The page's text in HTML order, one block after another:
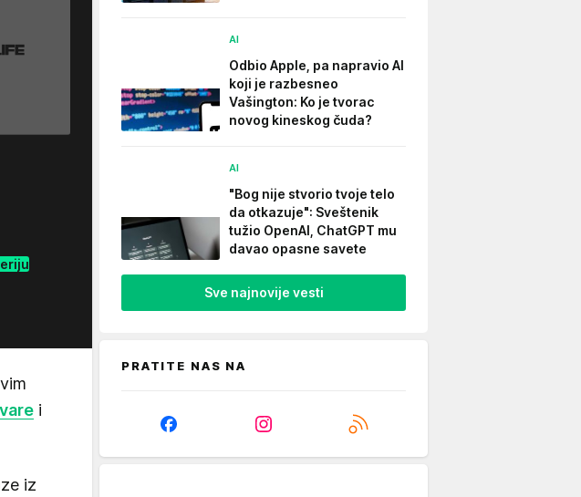
i
iz
AI
Odbio Apple, pa napravio AI
koji je razbesneo
Vašington: Ko je tvorac
novog kineskog čuda?
AI
"Bog nije stvorio tvoje telo
da otkazuje": Sveštenik
tužio OpenAI, ChatGPT mu
davao opasne savete
Sve najnovije vesti
PRATITE NAS NA